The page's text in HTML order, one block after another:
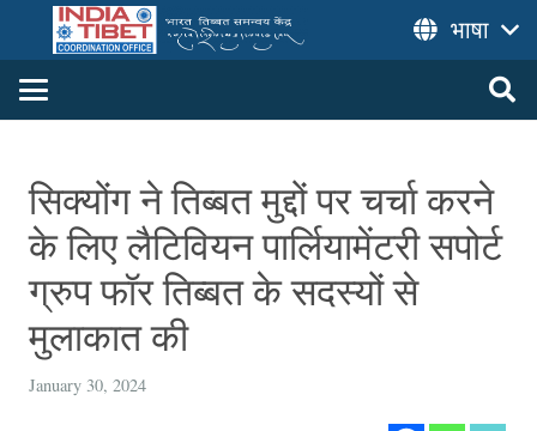
भाषा
सिक्योंग ने तिब्बत मुद्दों पर चर्चा करने
के लिए लैटिवियन पार्लियामेंटरी सपोर्ट
ग्रुप फॉर तिब्बत के सदस्यों से
मुलाकात की
January 30, 2024